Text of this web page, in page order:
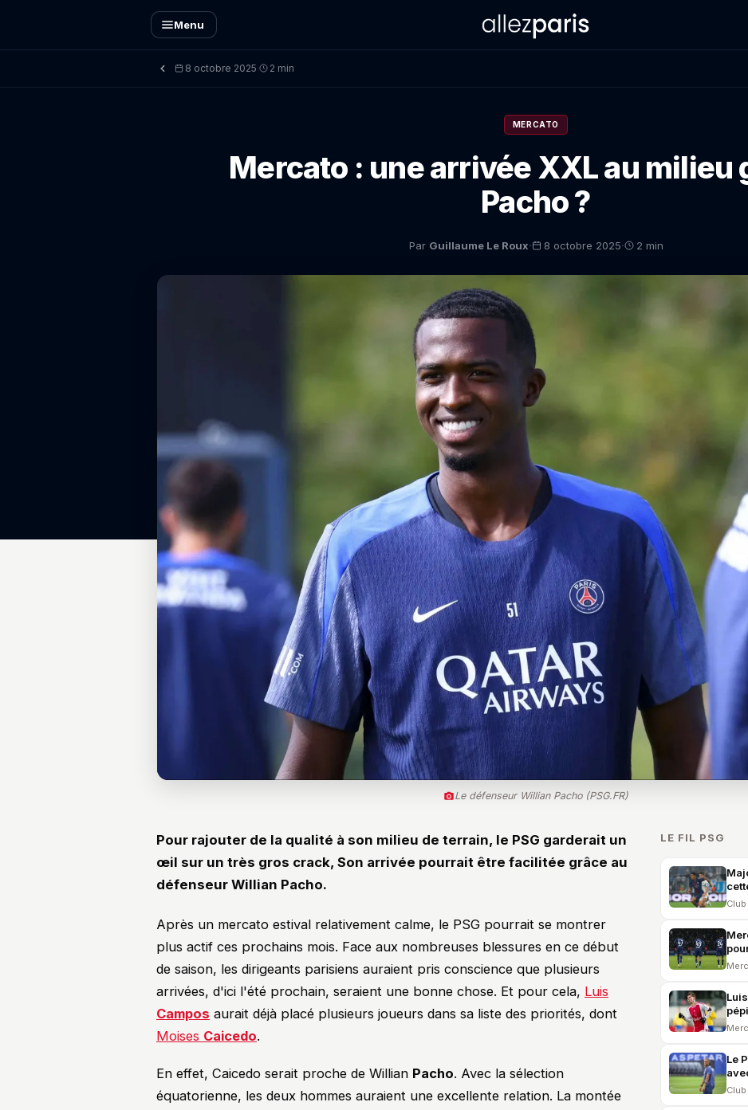
Menu
8 octobre 2025· 2 min
MERCATO
Mercato : une arrivée XXL au milieu
Pacho ?
Par Guillaume Le Roux· 8 octobre 2025· 2 min
Le défenseur Willian Pacho (PSG.FR)
Pour rajouter de la qualité à son milieu de terrain, le PSG garderait un
œil sur un très gros crack, Son arrivée pourrait être facilitée grâce au
défenseur Willian Pacho.
Après un mercato estival relativement calme, le PSG pourrait se montrer
plus actif ces prochains mois. Face aux nombreuses blessures en ce début
de saison, les dirigeants parisiens auraient pris conscience que plusieurs
arrivées, d'ici l'été prochain, seraient une bonne chose. Et pour cela, Luis
Campos aurait déjà placé plusieurs joueurs dans sa liste des priorités, dont
Moises Caicedo.
En effet, Caicedo serait proche de Willian Pacho. Avec la sélection
équatorienne, les deux hommes auraient une excellente relation. La montée
LE FIL PSG
Club
Le